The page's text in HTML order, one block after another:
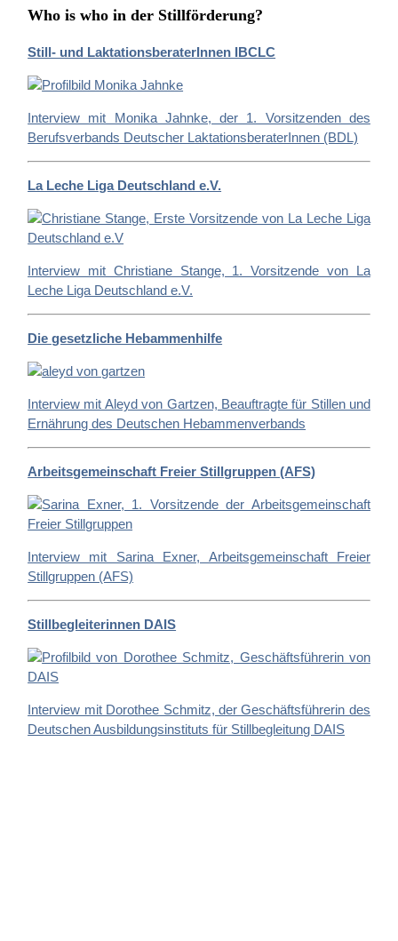
Who is who in der Stillförderung?
Still- und LaktationsberaterInnen IBCLC
Interview mit Monika Jahnke, der 1. Vorsitzenden des
Berufsverbands Deutscher LaktationsberaterInnen (BDL)
La Leche Liga Deutschland e.V.
Interview mit Christiane Stange, 1. Vorsitzende von La
Leche Liga Deutschland e.V.
Die gesetzliche Hebammenhilfe
Interview mit Aleyd von Gartzen, Beauftragte für Stillen und
Ernährung des Deutschen Hebammenverbands
Arbeitsgemeinschaft Freier Stillgruppen (AFS)
Interview mit Sarina Exner, Arbeitsgemeinschaft Freier
Stillgruppen (AFS)
Stillbegleiterinnen DAIS
Interview mit Dorothee Schmitz, der Geschäftsführerin des
Deutschen Ausbildungsinstituts für Stillbegleitung DAIS